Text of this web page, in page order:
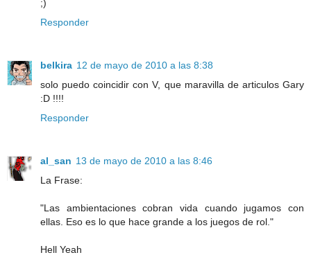
;)
Responder
belkira 12 de mayo de 2010 a las 8:38
solo puedo coincidir con V, que maravilla de articulos Gary
:D !!!!
Responder
al_san 13 de mayo de 2010 a las 8:46
La Frase:
"Las ambientaciones cobran vida cuando jugamos con
ellas. Eso es lo que hace grande a los juegos de rol."
Hell Yeah